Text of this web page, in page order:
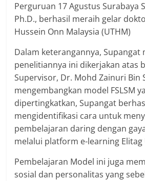
Perguruan 17 Agustus Surabaya
Ph.D., berhasil meraih gelar
Hussein Onn Malaysia (UTHM)
Dalam keterangannya, Supangat
penelitiannya ini dikerjakan atas
Supervisor, Dr. Mohd Zainuri Bin
mengembangkan model FSLSM
dipertingkatkan, Supangat
mengidentifikasi cara untuk
pembelajaran daring dengan
melalui platform e-learning Elitag
Pembelajaran Model ini juga
sosial dan personalitas yang